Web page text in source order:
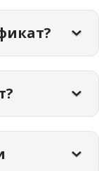
услугой
сертификата.
сам